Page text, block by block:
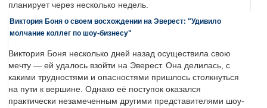
планирует через несколько недель.
Виктория Боня о своем восхождении на Эверест: "Удивило
молчание коллег по шоу-бизнесу"
Виктория Боня несколько дней назад осуществила свою
мечту — ей удалось взойти на Эверест. Она делилась, с
какими трудностями и опасностями пришлось столкнуться
на пути к вершине. Однако её поступок оказался
практически незамеченным другими представителями шоу-